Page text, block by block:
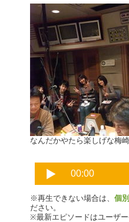
なんだかやたら楽しげな梅
※再生できない場合は、 個
ださい。
※最新エピソードはユーザ